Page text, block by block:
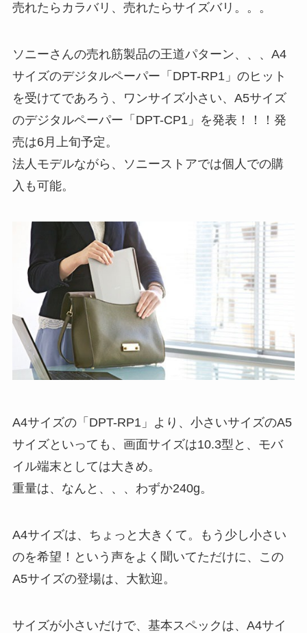
売れたらカラバリ、売れたらサイズバリ。。。
ソニーさんの売れ筋製品の王道パターン、、、A4
サイズのデジタルペーパー「DPT-RP1」のヒット
を受けてであろう、ワンサイズ小さい、A5サイズ
のデジタルペーパー「DPT-CP1」を発表！！！発
売は6月上旬予定。
法人モデルながら、ソニーストアでは個人での購
入も可能。
A4サイズの「DPT-RP1」より、小さいサイズのA5
サイズといっても、画面サイズは10.3型と、モバ
イル端末としては大きめ。
重量は、なんと、、、わずか240g。
A4サイズは、ちょっと大きくて。もう少し小さい
のを希望！という声をよく聞いてただけに、この
A5サイズの登場は、大歓迎。
サイズが小さいだけで、基本スペックは、A4サイ